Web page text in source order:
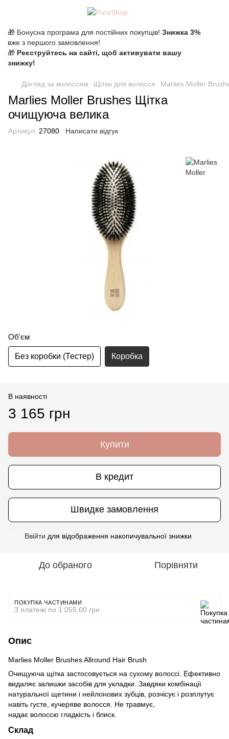
🎁 Бонусна програма для постійних покупців! Знижка 3%
вже з першого замовлення!
🎁 Реєструйтесь на сайті, щоб активувати вашу
знижку!
Догляд за волоссям Щітки для волосся Marlies Moller
Marlies Moller Brushes Щітка
очищуюча велика
Артикул: 27080 Написати відгук
Об'єм
Без коробки (Тестер) Коробка
В наявності
3 165 грн
Купити
В кредит
Швидке замовлення
Ввійти для відображення накопичувальної знижки
До обраного Порівняти
ПОКУПКА ЧАСТИНАМИ
3 платежі по 1 055.00 грн
Опис
Marlies Moller Brushes Allround Hair Brush
Очищуюча щітка застосовується на сухому волоссі. Ефективно
видаляє залишки засобів для укладки. Завдяки комбінації
натуральної щетини і нейлонових зубців, розчісує і розплутує
навіть густе, кучеряве волосся. Не травмує,
надає волоссю гладкість і блиск.
Склад